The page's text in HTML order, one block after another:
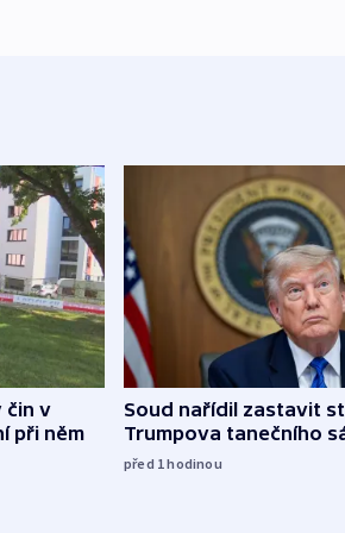
čin v
při něm
Soud nařídil zastavit
Trumpova tanečního
před 1hodinou